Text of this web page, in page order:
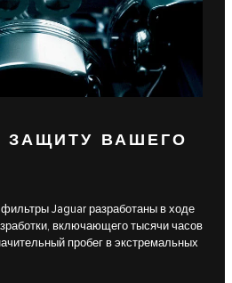
ЗАЩИТУ ВАШЕГО
Jaguar разработаны в ходе
включающего тысячи часов
пробег в экстремальных